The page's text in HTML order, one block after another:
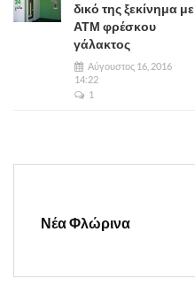
δικό της ξεκίνημα με
ΑΤΜ φρέσκου
γάλακτος
Αύγουστος 16, 2016
14:22
1
Νέα Φλώρινα